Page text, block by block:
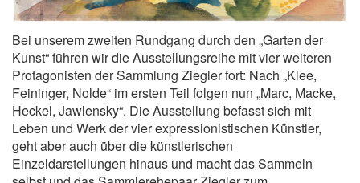
Bei unserem zweiten Rundgang durch den „Garten der
Kunst“ führen wir die Ausstellungsreihe mit vier weiteren
Protagonisten der Sammlung Ziegler fort: Nach „Klee,
Feininger, Nolde“ im ersten Teil folgen nun „Marc, Macke,
Heckel, Jawlensky“. Die Ausstellung befasst sich mit
Leben und Werk der vier expressionistischen Künstler,
geht aber auch über die künstlerischen
Einzeldarstellungen hinaus und macht das Sammeln